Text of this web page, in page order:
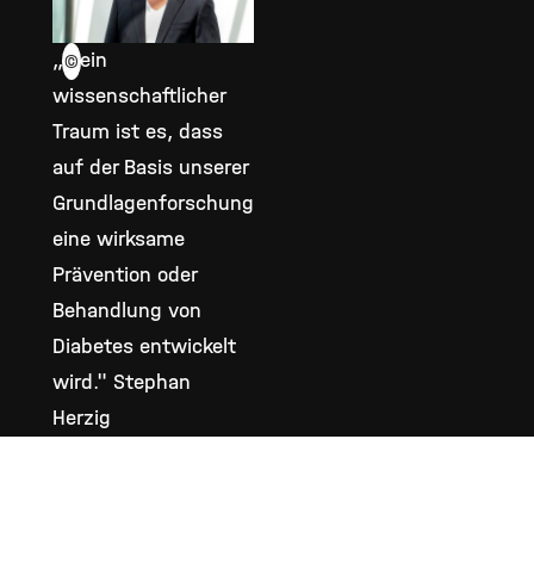
„Mein
wissenschaftlicher
Traum ist es, dass
auf der Basis unserer
Grundlagenforschung
eine wirksame
Prävention oder
Behandlung von
Diabetes entwickelt
wird." Stephan
Herzig
©